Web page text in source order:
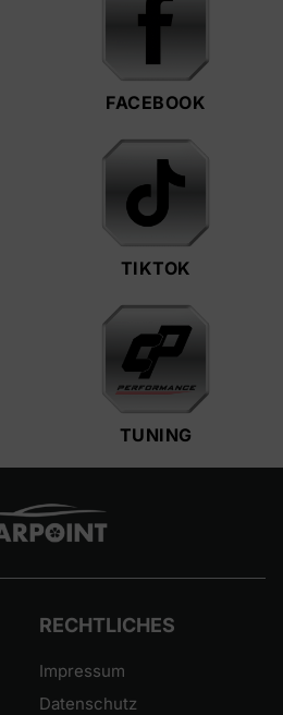
FACEBOOK
TIKTOK
TUNING
RECHTLICHES
Impressum
Datenschutz